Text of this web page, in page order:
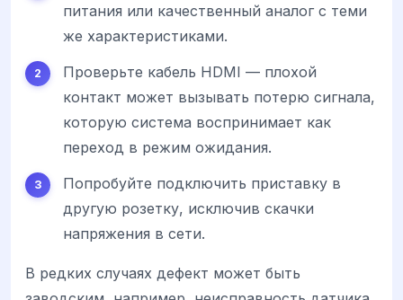
питания или качественный аналог с теми
же характеристиками.
Проверьте кабель HDMI — плохой
контакт может вызывать потерю сигнала,
которую система воспринимает как
переход в режим ожидания.
Попробуйте подключить приставку в
другую розетку, исключив скачки
напряжения в сети.
В редких случаях дефект может быть